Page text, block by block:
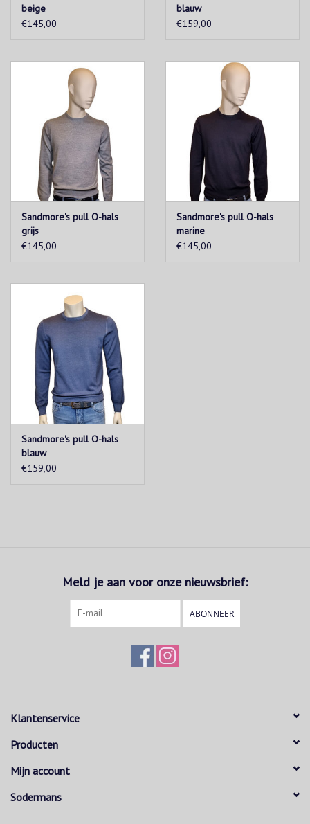
beige
€145,00
blauw
€159,00
Sandmore's pull O-hals
grijs
€145,00
Sandmore's pull O-hals
marine
€145,00
Sandmore's pull O-hals
blauw
€159,00
Meld je aan voor onze nieuwsbrief:
ABONNEER
Klantenservice
Producten
Mijn account
Sodermans